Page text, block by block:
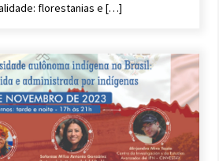
florestanias e […]